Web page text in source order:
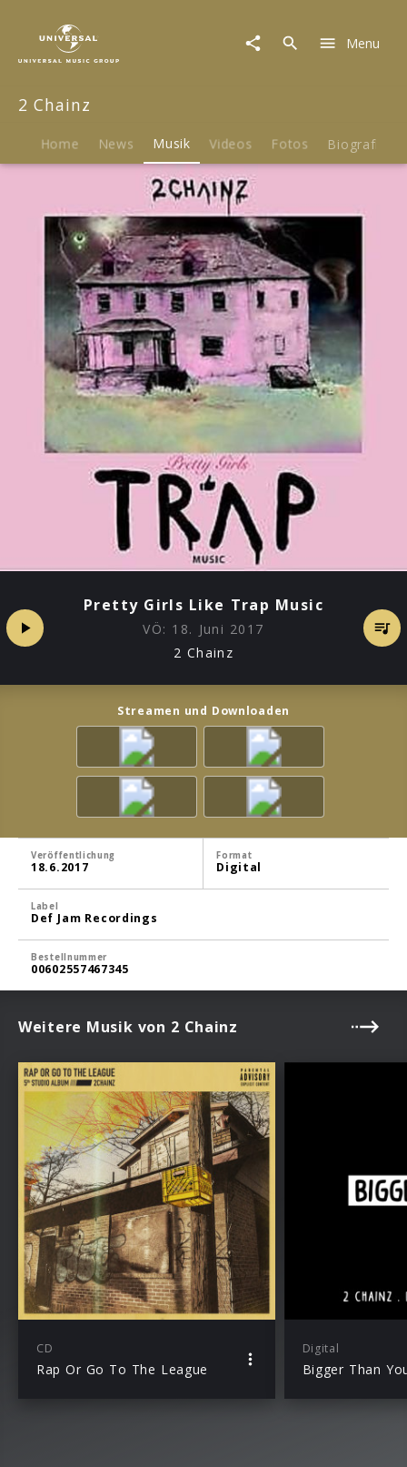
Musik
Pretty
Trap
Menu
2 Chainz
Home News Musik Videos Fotos Biografie
Pretty Girls Like Trap Music
VÖ: 18. Juni 2017
2 Chainz
Streamen und Downloaden
Veröffentlichung
18.6.2017
Format
Digital
Label
Def Jam Recordings
Bestellnummer
00602557467345
Weitere Musik von 2 Chainz
CD
Rap Or Go To The League
Digital
Bigger Than